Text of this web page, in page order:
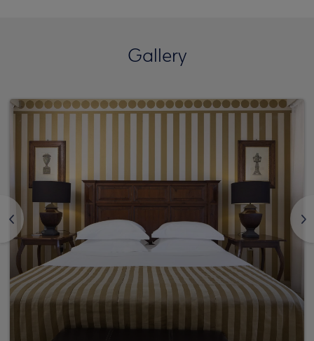
Gallery
< >